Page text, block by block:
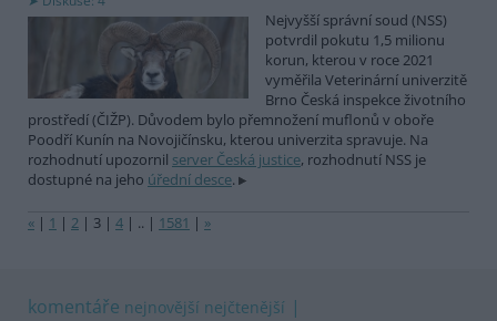
Nejvyšší správní soud (NSS)
potvrdil pokutu 1,5 milionu
korun, kterou v roce 2021
vyměřila Veterinární univerzitě
Brno Česká inspekce životního
prostředí (ČIŽP). Důvodem bylo přemnožení muflonů v oboře
Poodří Kunín na Novojičínsku, kterou univerzita spravuje. Na
rozhodnutí upozornil server Česká justice, rozhodnutí NSS je
dostupné na jeho úřední desce.
« | 1 | 2 | 3 | 4 | .. | 1581 | »
komentáře nejnovější nejčtenější